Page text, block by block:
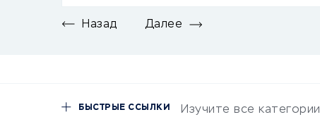
Назад Далее
БЫСТРЫЕ ССЫЛКИ Изучите все категории